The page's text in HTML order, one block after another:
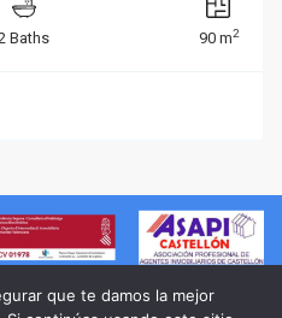
Baths 90 m2
que te damos la mejor